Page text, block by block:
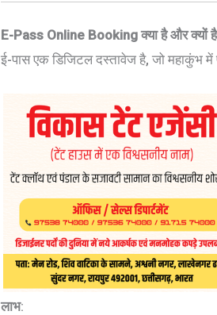
E-Pass Online Bookingक्या है और क्यों
ई-पास एक डिजिटल दस्तावेज है, जो महाकुंभ में
लाभ: